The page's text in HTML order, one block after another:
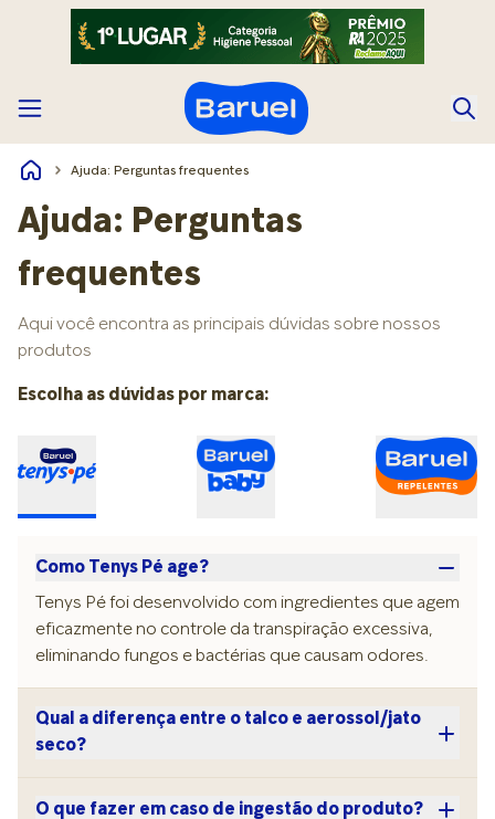
Ajuda: Perguntas frequentes
Ajuda: Perguntas
frequentes
Aqui você encontra as principais dúvidas sobre nossos
produtos
Escolha as dúvidas por marca:
Como Tenys Pé age?
Tenys Pé foi desenvolvido com ingredientes que agem
eficazmente no controle da transpiração excessiva,
eliminando fungos e bactérias que causam odores.
Qual a diferença entre o talco e aerossol/jato
seco?
O que fazer em caso de ingestão do produto?